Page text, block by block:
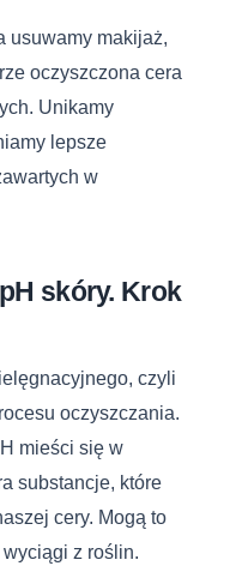
usuwamy makijaż,
oczyszczona cera
Unikamy
lepsze
w
skóry. Krok
czyli
oczyszczania.
mieści się w
substancje, które
cery. Mogą to
z roślin.